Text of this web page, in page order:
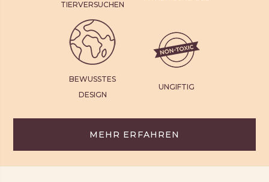
TIERVERSUCHEN
BEWUSSTES
DESIGN
UNGIFTIG
MEHR ERFAHREN